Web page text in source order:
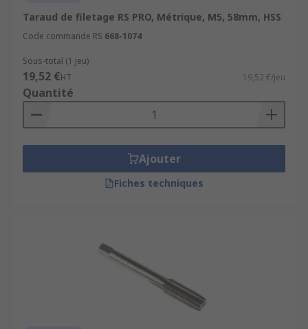
Taraud de filetage RS PRO, Métrique, M5, 58mm, HSS
Code commande RS 668-1074
Sous-total (1 jeu)
19,52 €HT 19,52 €/jeu
Quantité
Ajouter
Fiches techniques